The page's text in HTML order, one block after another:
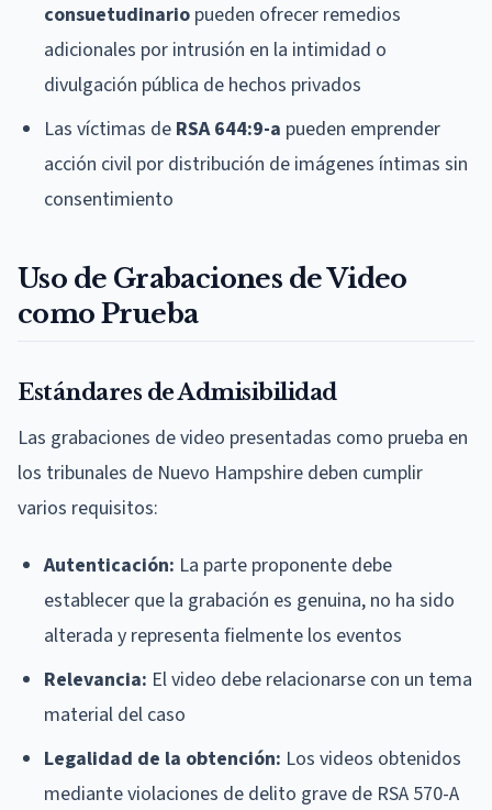
consuetudinario pueden ofrecer remedios
adicionales por intrusión en la intimidad o
divulgación pública de hechos privados
Las víctimas de RSA 644:9-a pueden emprender
acción civil por distribución de imágenes íntimas sin
consentimiento
Uso de Grabaciones de Video
como Prueba
Estándares de Admisibilidad
Las grabaciones de video presentadas como prueba en
los tribunales de Nuevo Hampshire deben cumplir
varios requisitos:
Autenticación: La parte proponente debe
establecer que la grabación es genuina, no ha sido
alterada y representa fielmente los eventos
Relevancia: El video debe relacionarse con un tema
material del caso
Legalidad de la obtención: Los videos obtenidos
mediante violaciones de delito grave de RSA 570-A